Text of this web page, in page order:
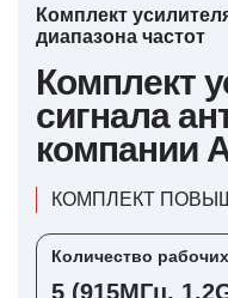
Комплект
диапазона частот
Комплект
сигнала
компании
КОМПЛЕКТ
Количество
5 (915МГц,